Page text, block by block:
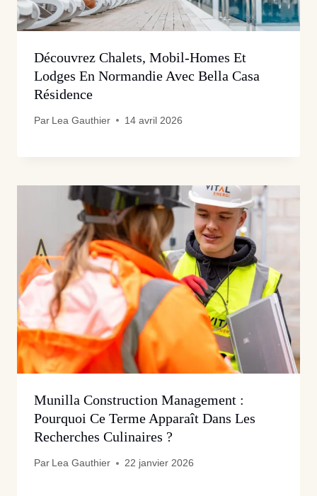
Découvrez Chalets, Mobil-Homes Et
Lodges En Normandie Avec Bella Casa
Résidence
Par Lea Gauthier 14 avril 2026
Munilla Construction Management :
Pourquoi Ce Terme Apparaît Dans Les
Recherches Culinaires ?
Par Lea Gauthier 22 janvier 2026